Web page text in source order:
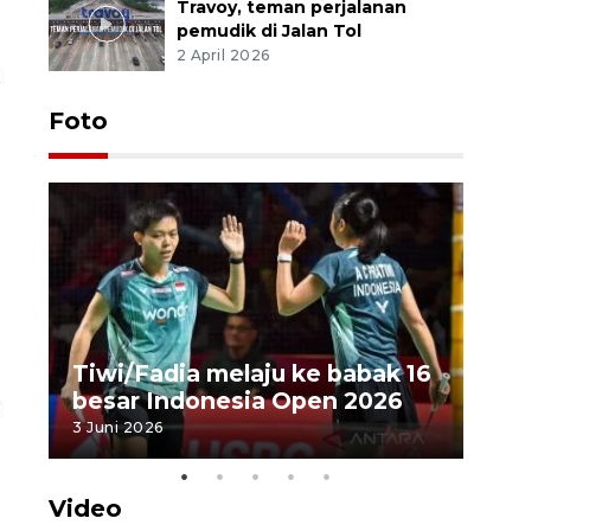
Travoy, teman perjalanan
pemudik di Jalan Tol
2 April 2026
Foto
Tiwi/Fadia melaju ke babak 16
besar Indonesia Open 2026
3 Juni 2026
Video